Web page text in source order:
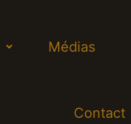
Médias
Contact